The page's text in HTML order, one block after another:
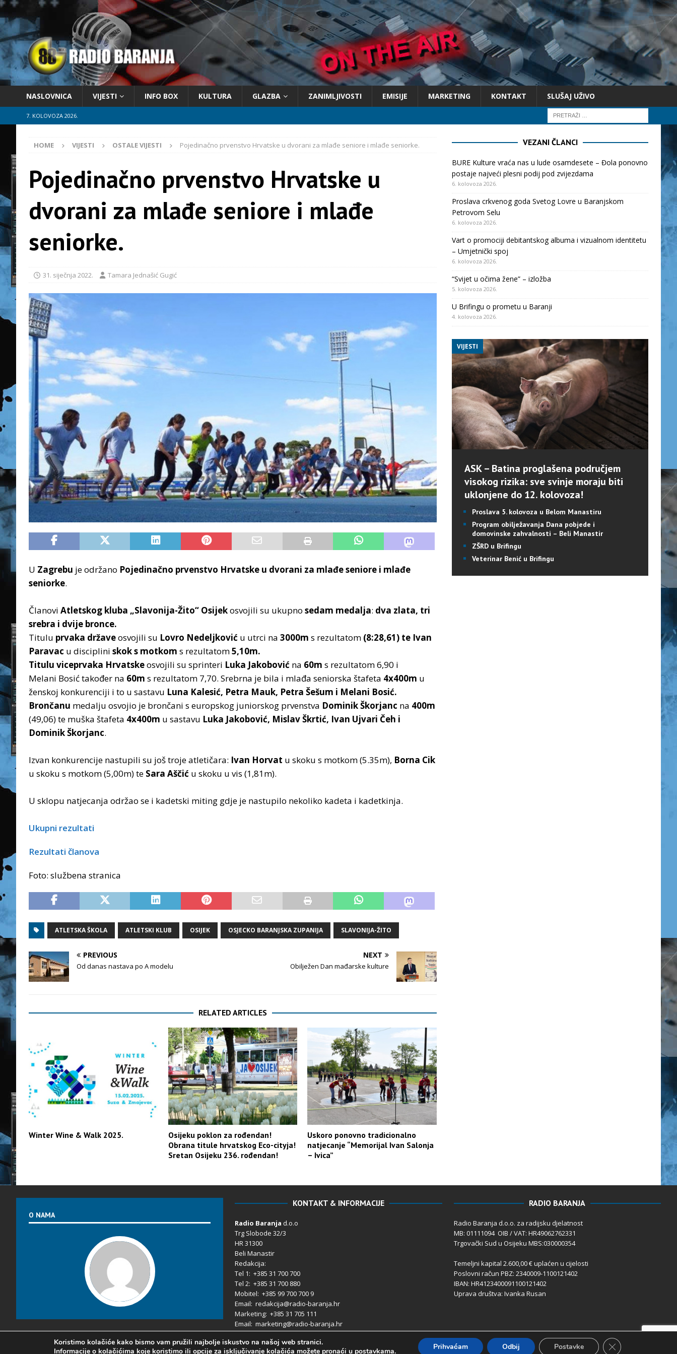
NASLOVNICA VIJESTI INFO BOX KULTURA GLAZBA ZANIMLJIVOSTI EMISIJE MARKETING KONTAKT SLUŠAJ UŽIVO
7. KOLOVOZA 2026.
HOME VIJESTI OSTALE VIJESTI Pojedinačno prvenstvo Hrvatske u dvorani za mlađe seniore i mlađe seniorke.
Pojedinačno prvenstvo Hrvatske u
dvorani za mlađe seniore i mlađe
seniorke.
31. siječnja 2022. Tamara Jednašić Gugić
U Zagrebu je održano Pojedinačno prvenstvo Hrvatske u dvorani za mlađe seniore i mlađe
seniorke.
Članovi Atletskog kluba „Slavonija-Žito“ Osijekosvojili su ukupno sedam medalja: dva zlata, tri
srebra i dvije bronce.
Titulu prvaka državeosvojili su Lovro Nedeljković u utrci na 3000m s rezultatom (8:28,61) te Ivan
Paravac u disciplini skok s motkom s rezultatom5,10m.
Titulu viceprvaka Hrvatskeosvojili su sprinteri Luka Jakobović na 60m s rezultatom 6,90 i
Melani Bosić također na 60m s rezultatom 7,70. Srebrna je bila i mlađa seniorska štafeta 4x400m u
ženskoj konkurenciji i to u sastavu Luna Kalesić, Petra Mauk, Petra Šešum i Melani Bosić.
Brončanu medalju osvojio je brončani s europskog juniorskog prvenstva Dominik Škorjanc na 400m
(49,06) te muška štafeta 4x400m u sastavu Luka Jakobović, Mislav Škrtić, Ivan Ujvari Čeh i
Dominik Škorjanc.
Izvan konkurencije nastupili su još troje atletičara: Ivan Horvat u skoku s motkom (5.35m), Borna Cik
u skoku s motkom (5,00m) te Sara Aščić u skoku u vis (1,81m).
U sklopu natjecanja održao se i kadetski miting gdje je nastupilo nekoliko kadeta i kadetkinja.
Ukupni rezultati
Rezultati članova
Foto: službena stranica
ATLETSKA ŠKOLA ATLETSKI KLUB OSIJEK OSJECKO BARANJSKA ZUPANIJA SLAVONIJA-ŽITO
PREVIOUS
Od danas nastava po A modelu
NEXT
Obilježen Dan mađarske kulture
RELATED ARTICLES
Winter Wine & Walk 2025.
Osijeku poklon za rođendan!
Obrana titule hrvatskog Eco-cityja!
Sretan Osijeku 236. rođendan!
Uskoro ponovno tradicionalno
natjecanje “Memorijal Ivan Salonja
– Ivica”
VEZANI ČLANCI
BURE Kulture vraća nas u lude osamdesete – Đola ponovno
postaje najveći plesni podij pod zvijezdama
6. kolovoza 2026.
Proslava crkvenog goda Svetog Lovre u Baranjskom
Petrovom Selu
6. kolovoza 2026.
Vart o promociji debitantskog albuma i vizualnom identitetu
– Umjetnički spoj
6. kolovoza 2026.
“Svijet u očima žene” – izložba
5. kolovoza 2026.
U Brifingu o prometu u Baranji
4. kolovoza 2026.
VIJESTI
ASK – Batina proglašena područjem
visokog rizika: sve svinje moraju biti
uklonjene do 12. kolovoza!
Proslava 5. kolovoza u Belom Manastiru
Program obilježavanja Dana pobjede i
domovinske zahvalnosti – Beli Manastir
ZŠRD u Brifingu
Veterinar Benić u Brifingu
O NAMA
KONTAKT & INFORMACIJE
Radio Baranja d.o.o
Trg Slobode 32/3
HR 31300
Beli Manastir
Redakcija:
Tel 1: +385 31 700 700
Tel 2: +385 31 700 880
Mobitel: +385 99 700 700 9
Email: redakcija@radio-baranja.hr
Marketing: +385 31 705 111
Email: marketing@radio-baranja.hr
RADIO BARANJA
Radio Baranja d.o.o. za radijsku djelatnost
MB: 01111094 OIB / VAT: HR49062762331
Trgovački Sud u Osijeku MBS:030000354
Temeljni kapital 2.600,00 € uplaćen u cijelosti
Poslovni račun PBZ: 2340009-1100121402
IBAN: HR4123400091100121402
Uprava društva: Ivanka Rusan
Koristimo kolačiće kako bismo vam pružili najbolje iskustvo na našoj web stranici.
Informacije o kolačićima koje koristimo ili opcije za isključivanje kolačića možete pronaći u postavkama. Prihvaćam Odbij Postavke Close GDPR Cookie